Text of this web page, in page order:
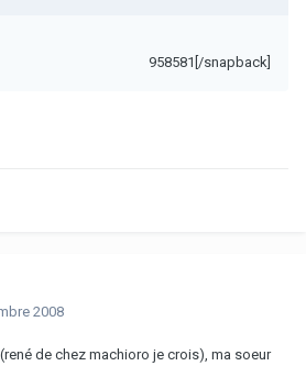
958581[/snapback]
2008
de chez machioro je crois), ma soeur